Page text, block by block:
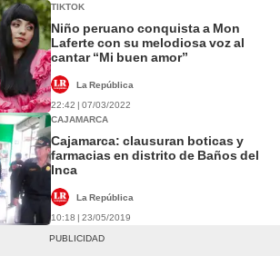
TIKTOK
Niño peruano conquista a Mon
Laferte con su melodiosa voz al
cantar “Mi buen amor”
La República
22:42 | 07/03/2022
CAJAMARCA
Cajamarca: clausuran boticas y
farmacias en distrito de Baños del
Inca
La República
10:18 | 23/05/2019